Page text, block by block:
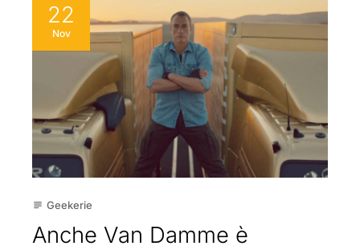
22
Nov
subject Geekerie
Anche Van Damme è